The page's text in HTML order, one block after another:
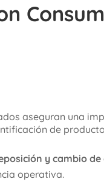
aseguran una
de
y cambio
operativa.